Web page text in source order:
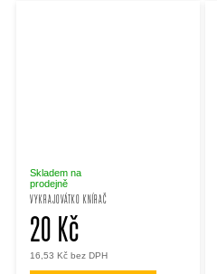
VYKRAJOVÁTKO KNÍRAČ
Skladem na
prodejně
16,53 Kč bez DPH
20 Kč